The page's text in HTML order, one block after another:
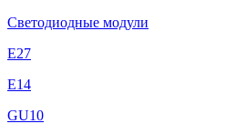
Светодиодные модули
E27
E14
GU10